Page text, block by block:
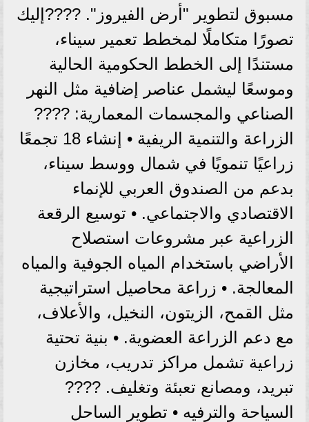
مسبوق لتطوير "أرض الفيروز". ????إليك
تصورًا متكاملًا لمخطط تعمير سيناء،
مستندًا إلى الخطط الحكومية الحالية
وموسعًا ليشمل عناصر إضافية مثل النهر
الصناعي والمجسمات المعمارية: ????
الزراعة والتنمية الريفية • إنشاء 18 تجمعًا
زراعيًا تنمويًا في شمال ووسط سيناء،
بدعم من الصندوق العربي للإنماء
الاقتصادي والاجتماعي. • توسيع الرقعة
الزراعية عبر مشروعات استصلاح
الأراضي باستخدام المياه الجوفية والمياه
المعالجة. • زراعة محاصيل استراتيجية
مثل القمح، الزيتون، النخيل، والأعلاف،
مع دعم الزراعة العضوية. • بنية تحتية
زراعية تشمل مراكز تدريب، مخازن
تبريد، ومصانع تعبئة وتغليف. ????
السياحة والترفيه • تطوير الساحل